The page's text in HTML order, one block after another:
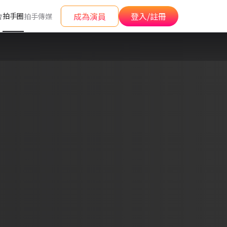
拍手圈拍手傳媒 成為演員 登入/註冊